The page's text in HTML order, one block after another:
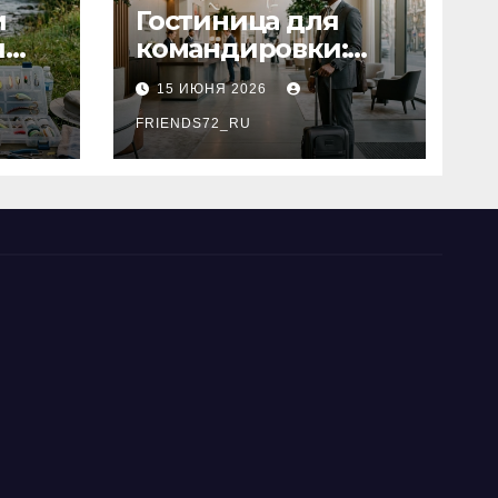
Гостиница для
командировки:
основные
критерии выбора
15 ИЮНЯ 2026
FRIENDS72_RU